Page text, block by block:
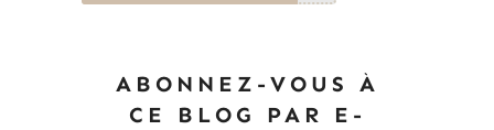
ABONNEZ-VOUS À
CE BLOG PAR E-